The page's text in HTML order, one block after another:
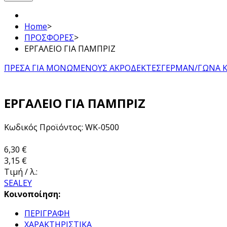
Home>
ΠΡΟΣΦΟΡΕΣ>
ΕΡΓΑΛΕΙΟ ΓΙΑ ΠΑΜΠΡΙΖ
ΠΡΕΣΑ ΓΙΑ ΜΟΝΩΜΕΝΟΥΣ ΑΚΡΟΔΕΚΤΕΣΓΕΡΜΑΝ/ΓΩΝΑ
ΕΡΓΑΛΕΙΟ ΓΙΑ ΠΑΜΠΡΙΖ
Κωδικός Προϊόντος: WK-0500
6,30 €
3,15 €
Τιμή / λ.:
SEALEY
Κοινοποίηση:
ΠΕΡΙΓΡΑΦΗ
ΧΑΡΑΚΤΗΡΙΣΤΙΚΑ